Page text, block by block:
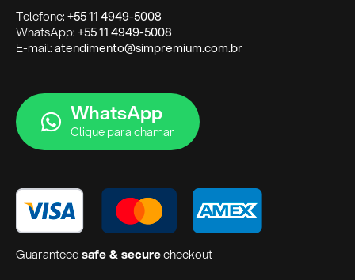
Telefone:+55 11 4949-5008
WhatsApp:+55 11 4949-5008
E-mail:atendimento@simpremium.com.br
WhatsApp
Clique para chamar
Guaranteedsafe & securecheckout